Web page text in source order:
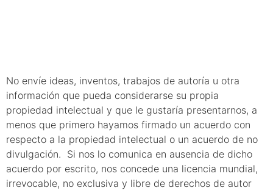
No envíe ideas, inventos, trabajos de autoría u otra
información que pueda considerarse su propia
propiedad intelectual y que le gustaría presentarnos, a
menos que primero hayamos firmado un acuerdo con
respecto a la propiedad intelectual o un acuerdo de no
divulgación. Si nos lo comunica en ausencia de dicho
acuerdo por escrito, nos concede una licencia mundial,
irrevocable, no exclusiva y libre de derechos de autor